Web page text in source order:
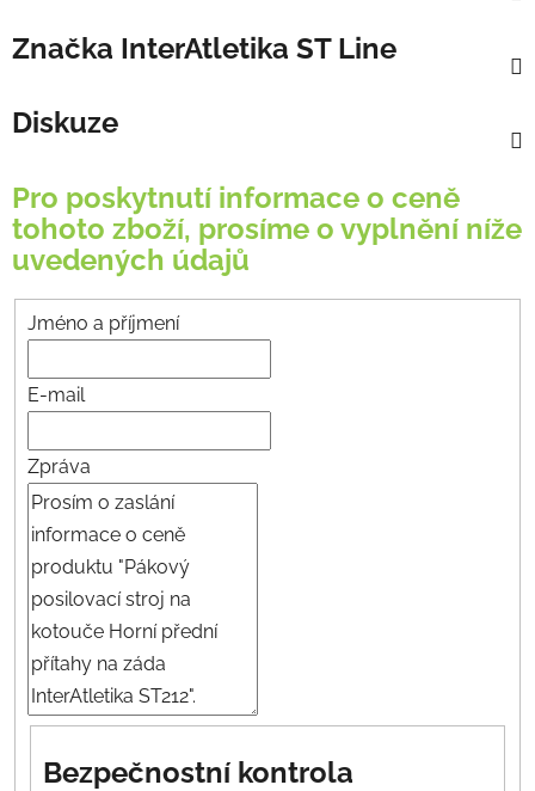
Značka InterAtletika ST Line
Diskuze
Pro poskytnutí informace o ceně
tohoto zboží, prosíme o vyplnění níže
uvedených údajů
Jméno a příjmení
E-mail
Zpráva
Bezpečnostní kontrola